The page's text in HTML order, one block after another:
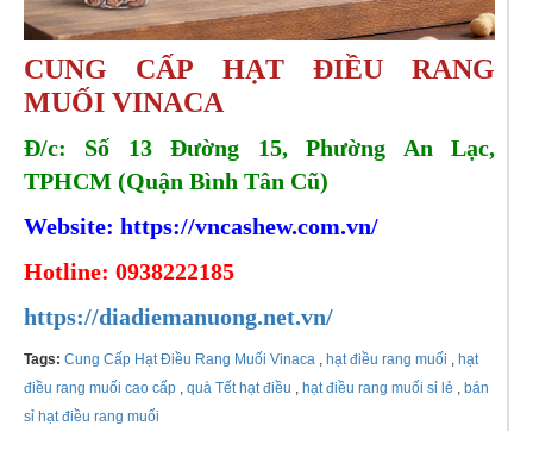
CUNG CẤP HẠT ĐIỀU RANG
MUỐI VINACA
Đ/c: Số 13 Đường 15, Phường An Lạc,
TPHCM (Quận Bình Tân Cũ)
Website: https://vncashew.com.vn/
Hotline: 0938222185
https://diadiemanuong.net.vn/
Tags: Cung Cấp Hạt Điều Rang Muối Vinaca , hạt điều rang muối , hạt
điều rang muối cao cấp , quà Tết hạt điều , hạt điều rang muối sỉ lẻ , bán
sỉ hạt điều rang muối